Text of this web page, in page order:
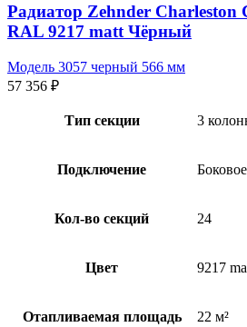
Радиатор Zehnder Charleston
RAL 9217 matt Чёрный
Модель 3057 черный 566 мм
57 356 ₽
Тип секции 3
Подключение Боковое
Кол-во секций 24
Цвет 9217
Отапливаемая площадь 22 м²